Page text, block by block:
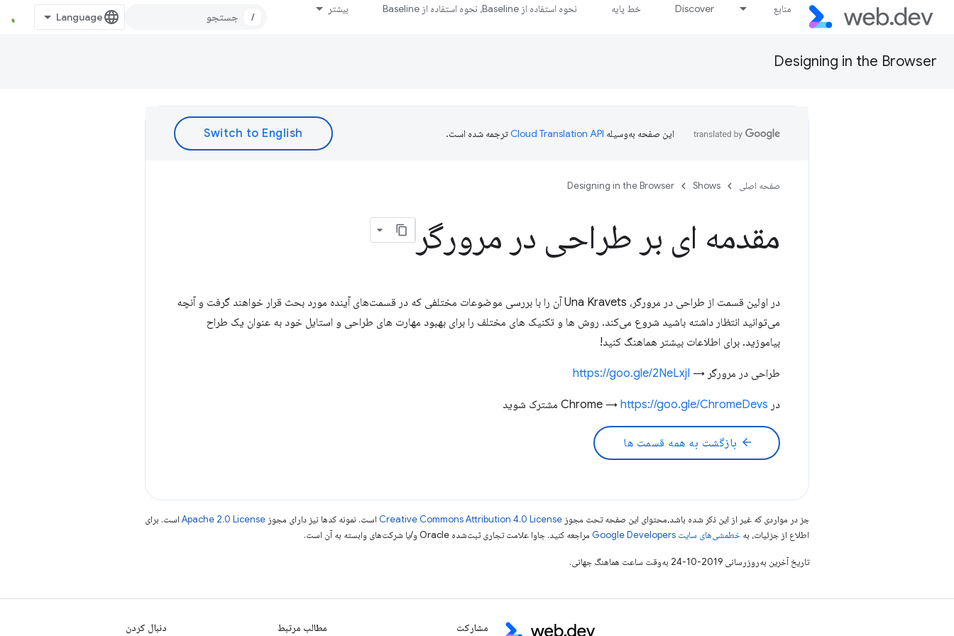
منابع Discover خط پایه نحوه استفاده از Baseline، نحوه استفاده از Baseline بیشتر
/
Designing in the Browser
این صفحه به‌وسیله ترجمه شده است.
صفحه اصلی Shows
Designing in the Browser
مقدمه ای بر طراحی در مرورگر
در اولین قسمت از طراحی در مرورگر، Una Kravets آن را با بررسی موضوعات مختلفی که در قسمت‌های آینده مورد بحث قرار خواهند گرفت و آنچه
می‌توانید انتظار داشته باشید شروع می‌کند. روش ها و تکنیک های مختلف را برای بهبود مهارت های طراحی و استایل خود به عنوان یک طراح
بیاموزید. برای اطلاعات بیشتر هماهنگ کنید!
طراحی در مرورگر → https://goo.gle/2NeLxjI
در Chrome → https://goo.gle/ChromeDevs مشترک شوید
arrow_back بازگشت به همه قسمت ها
جز در مواردی که غیر از این ذکر شده باشد،‌محتوای این صفحه تحت مجوز Creative Commons Attribution 4.0 License است. نمونه کدها نیز دارای مجوز Apache 2.0 License است. برای
اطلاع از جزئیات، به خطمشی‌های سایت Google Developers‏ مراجعه کنید. جاوا علامت تجاری ثبت‌شده Oracle و/یا شرکت‌های وابسته به آن است.
تاریخ آخرین به‌روزرسانی 2019-10-24 به‌وقت ساعت هماهنگ جهانی.
مشارکت مطالب مرتبط دنبال کردن